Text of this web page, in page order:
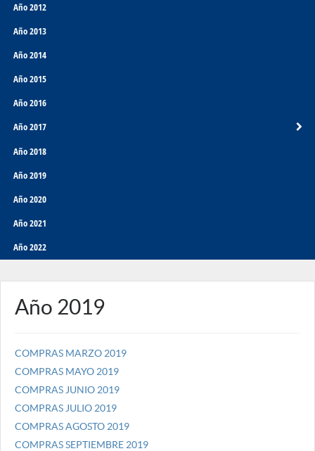
Año 2012
Año 2013
Año 2014
Año 2015
Año 2016
Año 2017
Año 2018
Año 2019
Año 2020
Año 2021
Año 2022
Año 2019
COMPRAS MARZO 2019
COMPRAS MAYO 2019
COMPRAS JUNIO 2019
COMPRAS JULIO 2019
COMPRAS AGOSTO 2019
COMPRAS SEPTIEMBRE 2019